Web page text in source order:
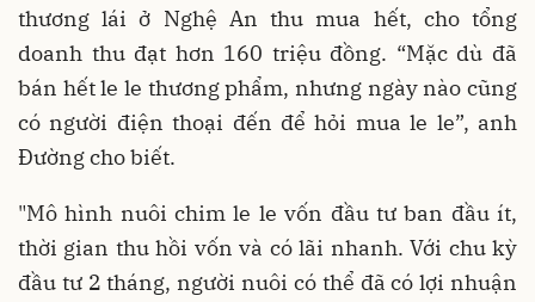
thương lái ở Nghệ An thu mua hết, cho tổng
doanh thu đạt hơn 160 triệu đồng. “Mặc dù đã
bán hết le le thương phẩm, nhưng ngày nào cũng
có người điện thoại đến để hỏi mua le le”, anh
Đường cho biết.
"Mô hình nuôi chim le le vốn đầu tư ban đầu ít,
thời gian thu hồi vốn và có lãi nhanh. Với chu kỳ
đầu tư 2 tháng, người nuôi có thể đã có lợi nhuận